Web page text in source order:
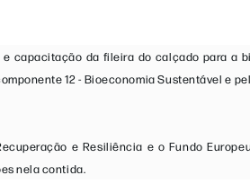
da fileira do calçado para a
12 - Bioeconomia Sustentável e
e Resiliência e o Fundo
nela contida.